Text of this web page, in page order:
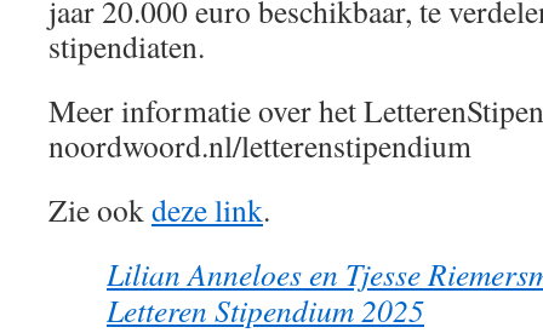
jaar 20.000 euro beschikbaar, te
stipendiaten.
Meer informatie over het
noordwoord.nl/letterenstipendium
Zie ookdeze link.
Lilian Anneloes en Tjesse
Letteren Stipendium 2025